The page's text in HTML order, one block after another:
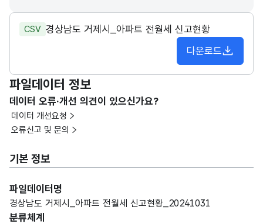
CSV 경상남도 거제시_아파트 전월세 신고현황
다운로드
파일데이터 정보
데이터 오류·개선 의견이 있으신가요?
데이터 개선요청
오류신고 및 문의
기본 정보
파일데이터명
경상남도 거제시_아파트 전월세 신고현황_20241031
분류체계